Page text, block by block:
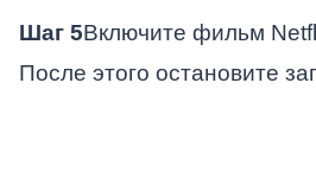
Шаг 5Включите фильм
После этого остановите